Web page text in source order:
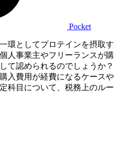
Pocket
環としてプロテインを摂取す
人事業主やフリーランスが購
て認められるのでしょうか？
入費用が経費になるケースや
科目について、税務上のルー